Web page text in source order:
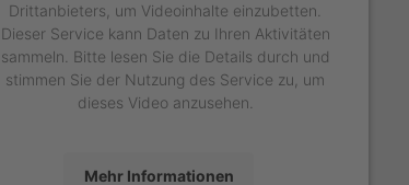
Drittanbieters, um Videoinhalte einzubetten.
Dieser Service kann Daten zu Ihren Aktivitäten
sammeln. Bitte lesen Sie die Details durch und
stimmen Sie der Nutzung des Service zu, um
dieses Video anzusehen.
Mehr Informationen